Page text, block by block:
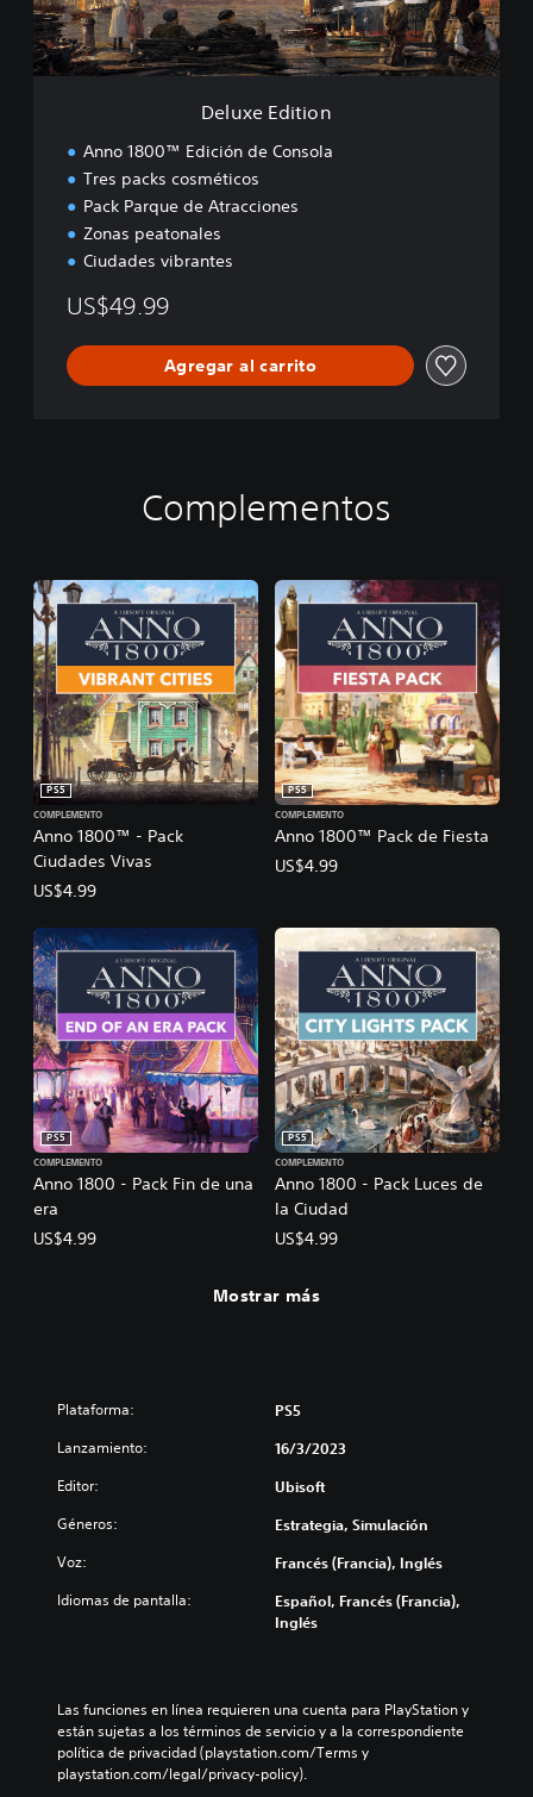
i
t
i
o
Deluxe Edition
Anno 1800™ Edición de Consola
Tres packs cosméticos
Pack Parque de Atracciones
Zonas peatonales
Ciudades vibrantes
US$49.99
Agregar al carrito
Complementos
Anno 1800™ - Pack
Ciudades Vivas
PS5
COMPLEMENTO
US$4.99
Anno 1800™ Pack de Fiesta
PS5
COMPLEMENTO
US$4.99
Anno 1800 - Pack Fin de una
era
PS5
COMPLEMENTO
US$4.99
Anno 1800 - Pack Luces de
la Ciudad
PS5
COMPLEMENTO
US$4.99
Mostrar más
Plataforma: PS5
Lanzamiento: 16/3/2023
Editor: Ubisoft
Géneros: Estrategia, Simulación
Voz: Francés (Francia), Inglés
Idiomas de pantalla:
Español, Francés (Francia),
Inglés
Las funciones en línea requieren una cuenta para PlayStation y
están sujetas a los términos de servicio y a la correspondiente
política de privacidad (playstation.com/Terms y
playstation.com/legal/privacy-policy).